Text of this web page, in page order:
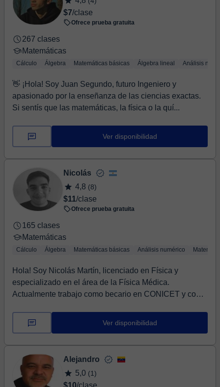
$7/clase
Ofrece prueba gratuita
267 clases
Matemáticas
Cálculo Álgebra Matemáticas básicas Álgebra lineal Análisis
👋 ¡Hola! Soy Juan Segundo, futuro Ingeniero y
apasionado por la enseñanza de las ciencias exactas.
Si sentís que las matemáticas, la física o la quí...
Ver disponibilidad
Nicolás
4,8 (8)
$11/clase
Ofrece prueba gratuita
165 clases
Matemáticas
Cálculo Álgebra Matemáticas básicas Análisis numérico
Hola! Soy Nicolás Martín, licenciado en Física y
especializado en el área de la Física Médica.
Actualmente trabajo como becario en CONICET y como
Ver disponibilidad
Alejandro
5,0 (1)
$10/clase